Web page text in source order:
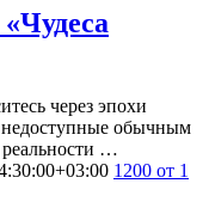
через эпохи
обычным
реальности …
1200 от 1